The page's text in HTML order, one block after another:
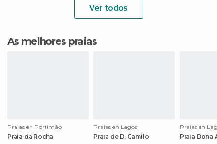
Ver todos
As melhores praias
Praias en Portimão
Praia da Rocha
Praias en Lagos
Praia de D. Camilo
Praias en
Praia Dona